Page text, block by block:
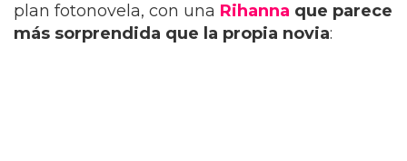
plan fotonovela, con una Rihanna que parece
más sorprendida que la propia novia: